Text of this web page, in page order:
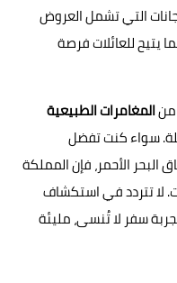
التي تشمل العروض
يتيح للعائلات فرصة
منالمغامرات الطبيعية
سواء كنت تفضل
الأحمر، فإن المملكة
لا تتردد في استكشاف
سفر لا تُنسى، مليئة